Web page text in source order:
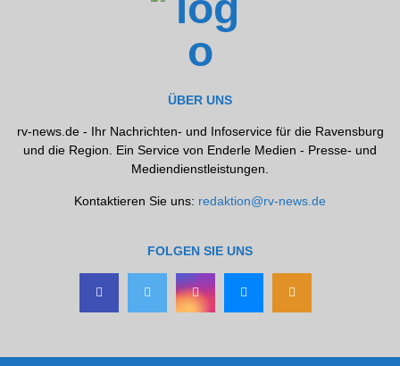
ÜBER UNS
rv-news.de - Ihr Nachrichten- und Infoservice für die Ravensburg
und die Region. Ein Service von Enderle Medien - Presse- und
Mediendienstleistungen.
Kontaktieren Sie uns: redaktion@rv-news.de
FOLGEN SIE UNS